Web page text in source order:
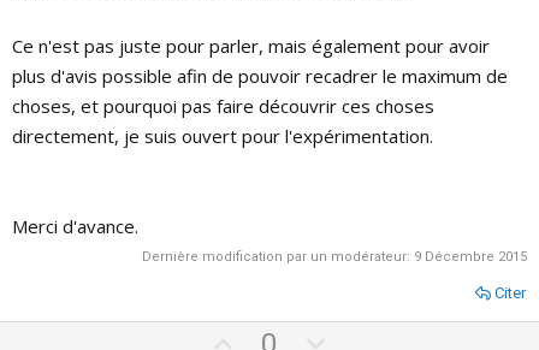
Ce n'est pas juste pour parler, mais également pour avoir
plus d'avis possible afin de pouvoir recadrer le maximum de
choses, et pourquoi pas faire découvrir ces choses
directement, je suis ouvert pour l'expérimentation.
Merci d'avance.
Dernière modification par un modérateur: 9 Décembre 2015
Citer